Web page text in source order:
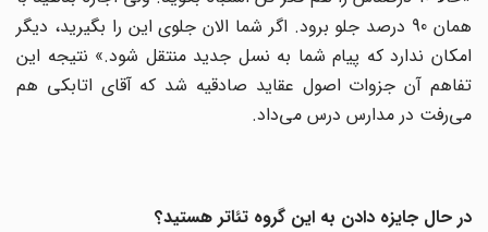
همان 90 درصد جلو برود. اگر شما الان جلوی این را بگیرید، دیگر
امکان ندارد که پیام شما به نسل جدید منتقل شود.» نتیجه این
تفاهم آن جزوات اصول عقاید صادقیه شد که آقای اتابکی هم
می‌رفت در مدارس درس می‌داد.
در حال جایزه دادن به این گروه تئاتر هستید؟